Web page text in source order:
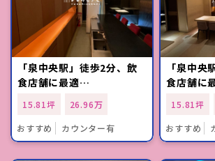
「泉中央駅」徒歩2分、飲
食店舗に最適…
15.81坪
26.96万
おすすめ
カウンター有
「泉中央
食店舗に
15.81坪
おすすめ